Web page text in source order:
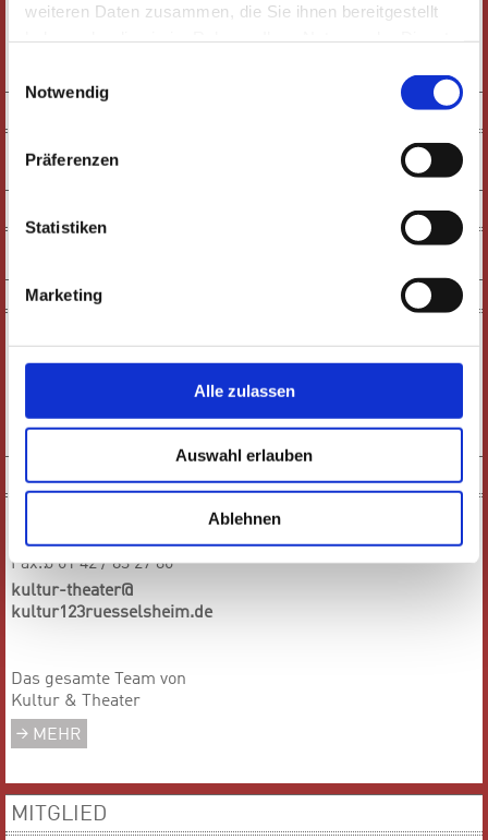
weiteren Daten zusammen, die Sie ihnen bereitgestellt
Datenschutzhinweise
Notwendig
Präferenzen
Statistiken
Marketing
Alle zulassen
Auswahl erlauben
Ablehnen
KONTAKT
kultur123ruesselsheim.de
TEAM
Tel.:0 61 42 / 83 27 84
Fax.:0 61 42 / 83 27 86
kultur-theater@
kultur123ruesselsheim.de
Das gesamte Team von
Kultur & Theater
MEHR
MITGLIED